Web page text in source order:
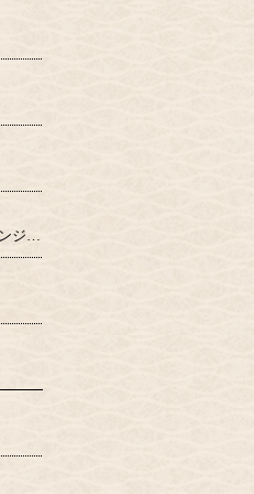
アキタグリーンリンクチャレンジ1000